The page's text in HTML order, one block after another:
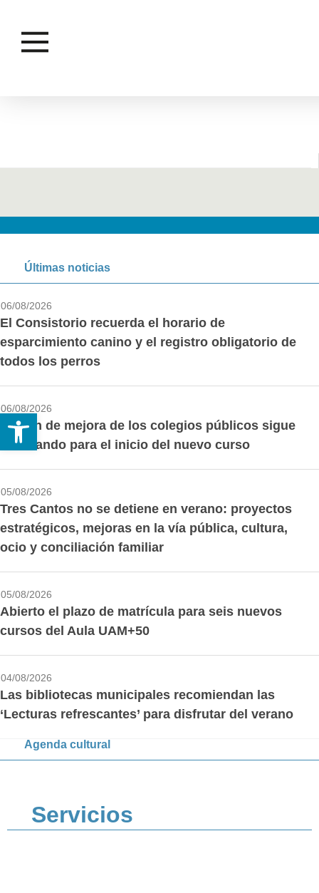
Abrir barra de herramientas
Últimas noticias
06/08/2026
El Consistorio recuerda el horario de
esparcimiento canino y el registro obligatorio de
todos los perros
06/08/2026
El plan de mejora de los colegios públicos sigue
avanzando para el inicio del nuevo curso
05/08/2026
Tres Cantos no se detiene en verano: proyectos
estratégicos, mejoras en la vía pública, cultura,
ocio y conciliación familiar
05/08/2026
Abierto el plazo de matrícula para seis nuevos
cursos del Aula UAM+50
04/08/2026
Las bibliotecas municipales recomiendan las
‘Lecturas refrescantes’ para disfrutar del verano
Agenda cultural
Servicios